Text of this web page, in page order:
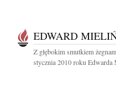
EDWARD
Z głębokim smutkiem
stycznia 2010 roku Edwarda